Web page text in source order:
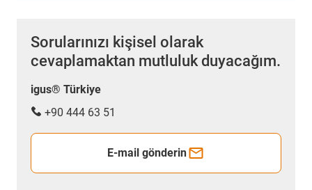
Sorularınızı kişisel olarak
cevaplamaktan mutluluk duyacağım.
igus® Türkiye
+90 444 63 51
E-mail gönderin